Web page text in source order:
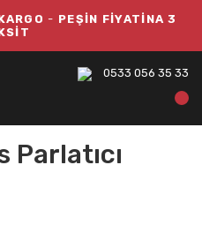
- PEŞİN FİYATİNA 3
0533 056 35 33
Parlatıcı